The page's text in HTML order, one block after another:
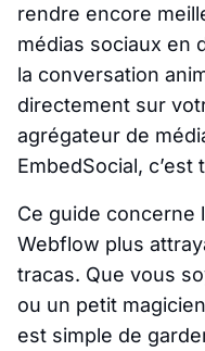
rendre encore
médias sociaux en
la conversation
directement sur
agrégateur de
EmbedSocial,
Ce guide concerne
Webflow plus
tracas. Que vous
ou un petit
est simple de